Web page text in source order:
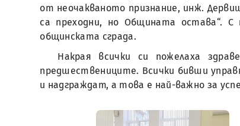
от неочакваното признание, инж.
са преходни, но Общината остава“.
общинската сграда.
Накрая всички си пожелаха
предшествениците. Всички бивши
и надграждат, а това е най-важно за